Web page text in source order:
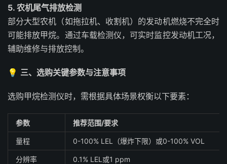
5. 农机尾气排放检测
部分大型农机（如拖拉机、收割机）的发动机燃烧不完全时
可能排放甲烷。通过车载检测仪，可实时监控发动机工况，
辅助维修与排放控制。
💡 三、选购关键参数与注意事项
选购甲烷检测仪时，需根据具体场景权衡以下要素：
参数 推荐范围/要求
量程 0-100% LEL（爆炸下限）或0-100% VOL
分辨率 0.1% LEL或1 ppm